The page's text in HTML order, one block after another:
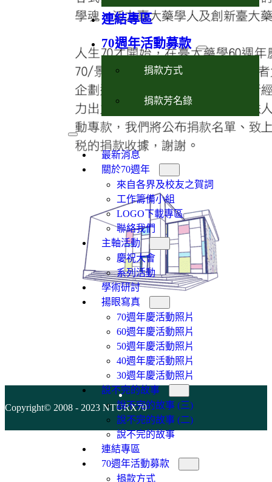
連結專區
70週年活動募款
捐款方式
捐款芳名錄
最新消息
關於70週年
來自各界及校友之賀詞
工作籌備小組
LOGO下載專區
聯絡我們
主軸活動
慶祝大會
系列活動
學術研討
揚眼寫真
70週年慶活動照片
60週年慶活動照片
50週年慶活動照片
40週年慶活動照片
30週年慶活動照片
說不完的故事
說不完的故事 (三)
說不完的故事 (二)
說不完的故事
連結專區
70週年活動募款
捐款方式
Copyright© 2008 - 2023 NTURX70